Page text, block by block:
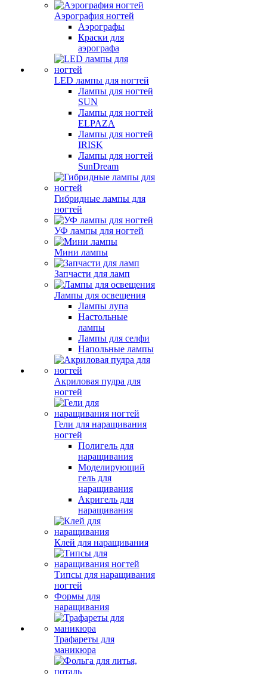
Аэрография ногтей
Аэрографы
Краски для
аэрографа
LED лампы для ногтей
Лампы для ногтей
SUN
Лампы для ногтей
ELPAZA
Лампы для ногтей
IRISK
Лампы для ногтей
SunDream
Гибридные лампы для
ногтей
УФ лампы для ногтей
Мини лампы
Запчасти для ламп
Лампы для освещения
Лампы лупа
Настольные
лампы
Лампы для селфи
Напольные лампы
Акриловая пудра для
ногтей
Гели для наращивания
ногтей
Полигель для
наращивания
Моделирующий
гель для
наращивания
Акригель для
наращивания
Клей для наращивания
Типсы для наращивания
ногтей
Формы для
наращивания
Трафареты для
маникюра